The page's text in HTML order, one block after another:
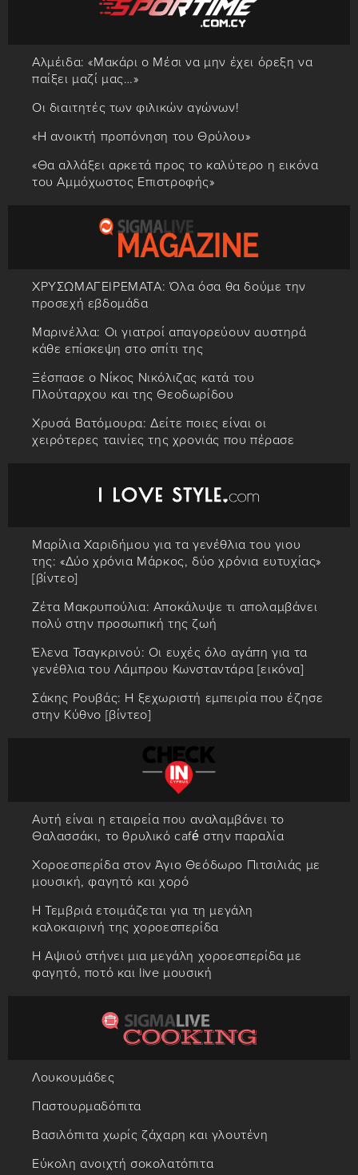
Αλμέιδα: «Μακάρι ο Μέσι να μην έχει όρεξη να
παίξει μαζί μας…»
Οι διαιτητές των φιλικών αγώνων!
«Η ανοικτή προπόνηση του Θρύλου»
«Θα αλλάξει αρκετά προς το καλύτερο η εικόνα
του Αμμόχωστος Επιστροφής»
ΧΡΥΣΩΜΑΓΕΙΡΕΜΑΤΑ: Όλα όσα θα δούμε την
προσεχή εβδομάδα
Μαρινέλλα: Οι γιατροί απαγορεύουν αυστηρά
κάθε επίσκεψη στο σπίτι της
Ξέσπασε ο Νίκος Νικόλιζας κατά του
Πλούταρχου και της Θεοδωρίδου
Χρυσά Βατόμουρα: Δείτε ποιες είναι οι
χειρότερες ταινίες της χρονιάς που πέρασε
Μαρίλια Χαριδήμου για τα γενέθλια του γιου
της: «Δύο χρόνια Μάρκος, δύο χρόνια ευτυχίας»
[βίντεο]
Ζέτα Μακρυπούλια: Αποκάλυψε τι απολαμβάνει
πολύ στην προσωπική της ζωή
Έλενα Τσαγκρινού: Οι ευχές όλο αγάπη για τα
γενέθλια του Λάμπρου Κωνσταντάρα [εικόνα]
Σάκης Ρουβάς: Η ξεχωριστή εμπειρία που έζησε
στην Κύθνο [βίντεο]
Αυτή είναι η εταιρεία που αναλαμβάνει το
Θαλασσάκι, το θρυλικό café στην παραλία
Χοροεσπερίδα στον Άγιο Θεόδωρο Πιτσιλιάς με
μουσική, φαγητό και χορό
Η Τεμβριά ετοιμάζεται για τη μεγάλη
καλοκαιρινή της χοροεσπερίδα
Η Αψιού στήνει μια μεγάλη χοροεσπερίδα με
φαγητό, ποτό και live μουσική
Λουκουμάδες
Παστουρμαδόπιτα
Βασιλόπιτα χωρίς ζάχαρη και γλουτένη
Εύκολη ανοιχτή σοκολατόπιτα